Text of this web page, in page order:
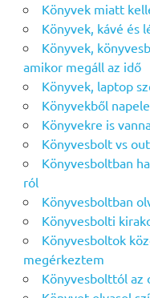
Könyvek miatt
Könyvek, kávé és
Könyvek,
amikor megáll az idő
Könyvek, laptop
Könyvekből
Könyvekre is
Könyvesbolt vs
Könyvesboltban
ról
Könyvesboltban
Könyvesbolti
Könyvesboltok
megérkeztem
Könyvesbolttól az